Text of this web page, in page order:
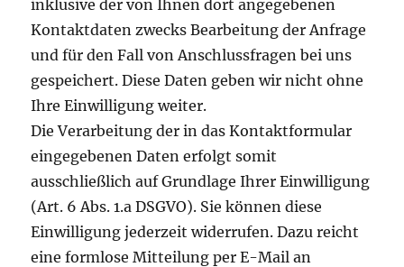
inklusive der von Ihnen dort angegebenen
Kontaktdaten zwecks Bearbeitung der Anfrage
und für den Fall von Anschlussfragen bei uns
gespeichert. Diese Daten geben wir nicht ohne
Ihre Einwilligung weiter.
Die Verarbeitung der in das Kontaktformular
eingegebenen Daten erfolgt somit
ausschließlich auf Grundlage Ihrer Einwilligung
(Art. 6 Abs. 1.a DSGVO). Sie können diese
Einwilligung jederzeit widerrufen. Dazu reicht
eine formlose Mitteilung per E-Mail an